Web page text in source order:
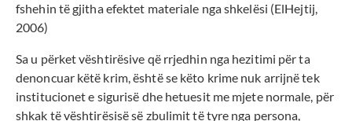
fshehin të gjitha efektet materiale nga shkelësi (ElHejtij,
2006)
Sa u përket vështirësive që rrjedhin nga hezitimi për ta
denoncuar këtë krim, është se këto krime nuk arrijnë tek
institucionet e sigurisë dhe hetuesit me mjete normale, për
shkak të vështirësisë së zbulimit të tyre nga persona,